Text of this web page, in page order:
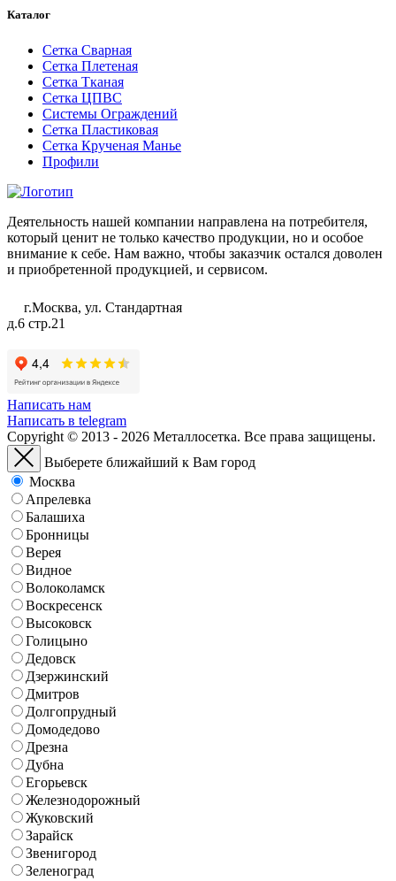
Каталог
Сетка Сварная
Сетка Плетеная
Сетка Тканая
Сетка ЦПВС
Системы Ограждений
Сетка Пластиковая
Сетка Крученая Манье
Профили
Деятельность нашей компании направлена на потребителя,
который ценит не только качество продукции, но и особое
внимание к себе. Нам важно, чтобы заказчик остался доволен
и приобретенной продукцией, и сервисом.
г.Москва, ул. Стандартная
д.6 стр.21
Написать нам
Написать в telegram
Copyright © 2013 - 2026 Металлосетка. Все права защищены.
Выберете ближайший к Вам город
Москва
Апрелевка
Балашиха
Бронницы
Верея
Видное
Волоколамск
Воскресенск
Высоковск
Голицыно
Дедовск
Дзержинский
Дмитров
Долгопрудный
Домодедово
Дрезна
Дубна
Егорьевск
Железнодорожный
Жуковский
Зарайск
Звенигород
Зеленоград